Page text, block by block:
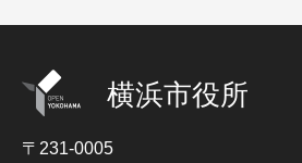
横浜市役所
〒231-0005